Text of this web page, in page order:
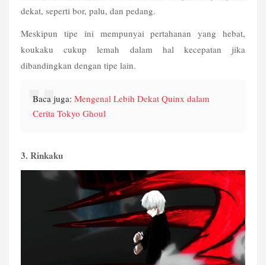
dekat, seperti bor, palu, dan pedang.
Meskipun tipe ini mempunyai pertahanan yang hebat,
koukaku cukup lemah dalam hal kecepatan jika
dibandingkan dengan tipe lain.
Baca juga: Mengenal Lebih Dekat Quinx dalam
Cerita Tokyo Ghoul
3. Rinkaku